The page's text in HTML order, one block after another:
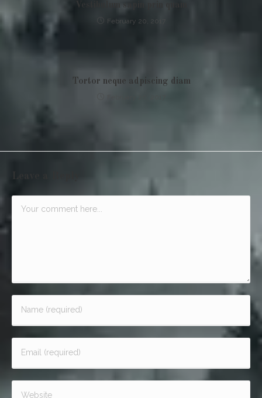
Vestibulum sapin prin quam
February 20, 2017
Tortor neque adpiscing diam